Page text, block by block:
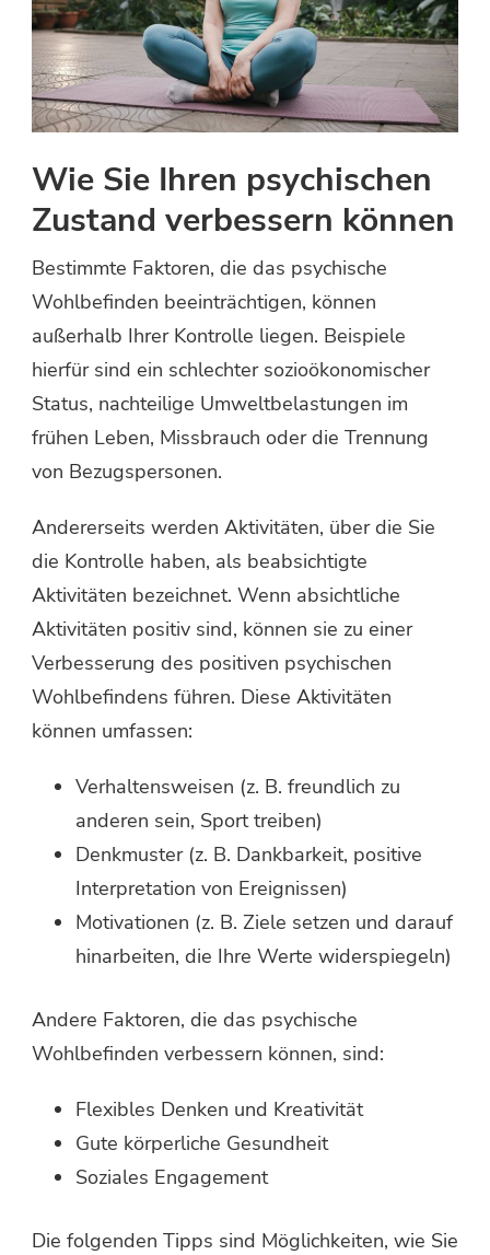
Wie Sie Ihren psychischen
Zustand verbessern können
Bestimmte Faktoren, die das psychische
Wohlbefinden beeinträchtigen, können
außerhalb Ihrer Kontrolle liegen. Beispiele
hierfür sind ein schlechter sozioökonomischer
Status, nachteilige Umweltbelastungen im
frühen Leben, Missbrauch oder die Trennung
von Bezugspersonen.
Andererseits werden Aktivitäten, über die Sie
die Kontrolle haben, als beabsichtigte
Aktivitäten bezeichnet. Wenn absichtliche
Aktivitäten positiv sind, können sie zu einer
Verbesserung des positiven psychischen
Wohlbefindens führen. Diese Aktivitäten
können umfassen:
Verhaltensweisen (z. B. freundlich zu
anderen sein, Sport treiben)
Denkmuster (z. B. Dankbarkeit, positive
Interpretation von Ereignissen)
Motivationen (z. B. Ziele setzen und darauf
hinarbeiten, die Ihre Werte widerspiegeln)
Andere Faktoren, die das psychische
Wohlbefinden verbessern können, sind:
Flexibles Denken und Kreativität
Gute körperliche Gesundheit
Soziales Engagement
Die folgenden Tipps sind Möglichkeiten, wie Sie